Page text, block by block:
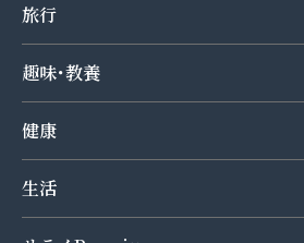
旅行
趣味･教養
健康
生活